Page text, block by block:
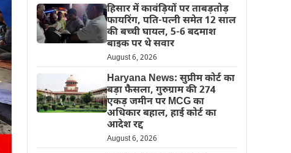
हिसार में कावंड़ियों पर ताबड़तोड़
फायरिंग, पति-पत्नी समेत 12 साल
की बच्ची घायल, 5-6 बदमाश
बाइक पर थे सवार
August 6, 2026
Haryana News: सुप्रीम कोर्ट का
बड़ा फैसला, गुरुग्राम की 274
एकड़ जमीन पर MCG का
अधिकार बहाल, हाई कोर्ट का
आदेश रद्द
August 6, 2026